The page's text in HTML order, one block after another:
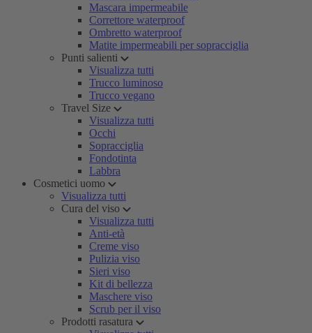
Mascara impermeabile
Correttore waterproof
Ombretto waterproof
Matite impermeabili per sopracciglia
Punti salienti
Visualizza tutti
Trucco luminoso
Trucco vegano
Travel Size
Visualizza tutti
Occhi
Sopracciglia
Fondotinta
Labbra
Cosmetici uomo
Visualizza tutti
Cura del viso
Visualizza tutti
Anti-età
Creme viso
Pulizia viso
Sieri viso
Kit di bellezza
Maschere viso
Scrub per il viso
Prodotti rasatura